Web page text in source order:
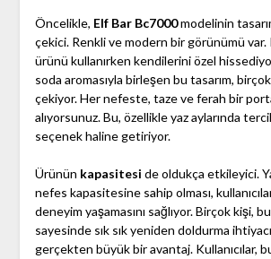
Öncelikle, Elf Bar Bc7000modelinin
çekici. Renkli ve modern bir görünümü var.
ürünü kullanırken kendilerini özel
soda aromasıyla birleşen bu tasarım,
çekiyor. Her nefeste, taze ve ferah bir
alıyorsunuz. Bu, özellikle yaz aylarında
seçenek haline getiriyor.
Ürünün kapasitesi de oldukça etkileyici.
nefes kapasitesine sahip olması,
deneyim yaşamasını sağlıyor. Birçok kişi,
sayesinde sık sık yeniden doldurma
gerçekten büyük bir avantaj. Kullanıcılar,